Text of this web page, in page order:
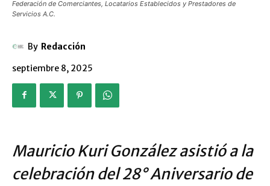
Federación de Comerciantes, Locatarios Establecidos y Prestadores de
Servicios A.C.
By Redacción
septiembre 8, 2025
Mauricio Kuri González asistió a la
celebración del 28° Aniversario de